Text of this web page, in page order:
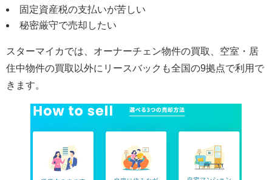
固定資産税の支払いが苦しい
秘密厳守で売却したい
スターマイカでは、オーナーチェン物件の買取、空室・居
住中物件の買取以外にリースバックも全国の9拠点で利用で
きます。